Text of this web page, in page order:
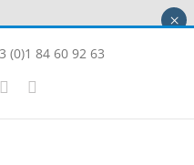
(0)1 84 60 92 63
Instagram
×